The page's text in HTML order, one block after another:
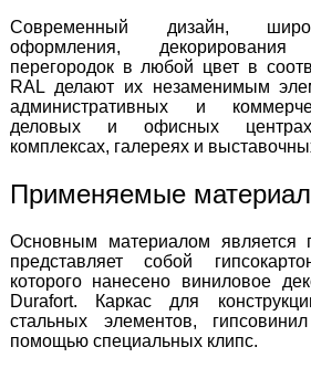
Современный дизайн,
оформления,
перегородок в любой цвет в
RAL делают их незаменимым
административных и
деловых и офисных центрах,
комплексах, галереях и
Применяемые
Основным материалом является
представляет собой
которого нанесено виниловое
Durafort. Каркас для
стальных элементов,
помощью специальных клипс.